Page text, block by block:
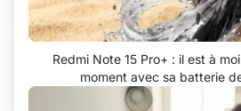
Redmi Note 15 Pro+ : il est à
moment avec sa batterie